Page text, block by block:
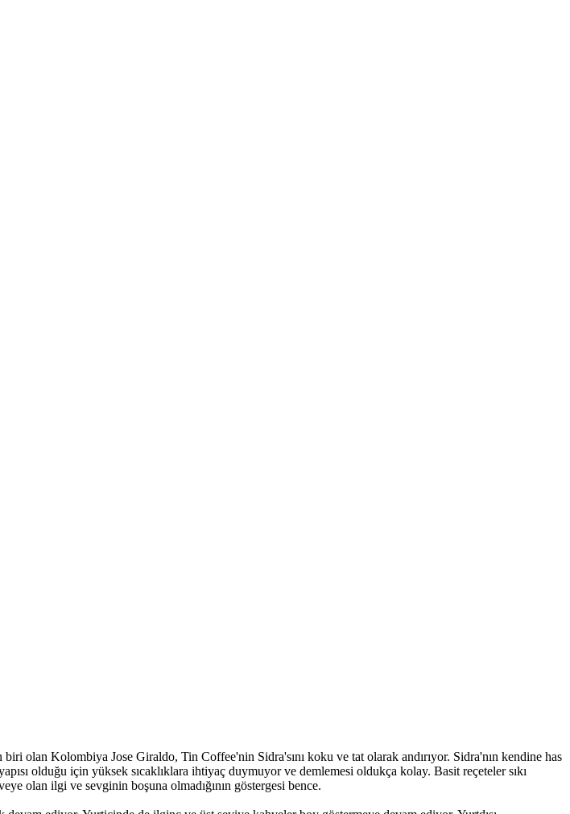
olan Kolombiya Jose Giraldo, Tin Coffee'nin Sidra'sını koku ve tat olarak andırıyor. Sidra'nın kendine has
olduğu için yüksek sıcaklıklara ihtiyaç duymuyor ve demlemesi oldukça kolay. Basit reçeteler sıkı
olan ilgi ve sevginin boşuna olmadığının göstergesi bence.